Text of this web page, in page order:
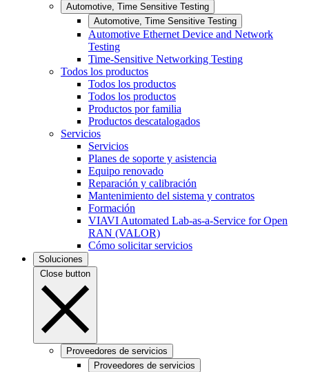
Automotive, Time Sensitive Testing
Automotive, Time Sensitive Testing
Automotive Ethernet Device and Network
Testing
Time-Sensitive Networking Testing
Todos los productos
Todos los productos
Todos los productos
Productos por familia
Productos descatalogados
Servicios
Servicios
Planes de soporte y asistencia
Equipo renovado
Reparación y calibración
Mantenimiento del sistema y contratos
Formación
VIAVI Automated Lab-as-a-Service for Open
RAN (VALOR)
Cómo solicitar servicios
Soluciones
Close button
Proveedores de servicios
Proveedores de servicios